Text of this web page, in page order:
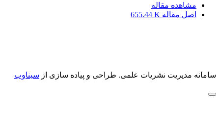
مشاهده مقاله
اصل مقاله 655.44 K
سامانه مدیریت نشریات علمی. طراحی و پیاده سازی از سیناوب